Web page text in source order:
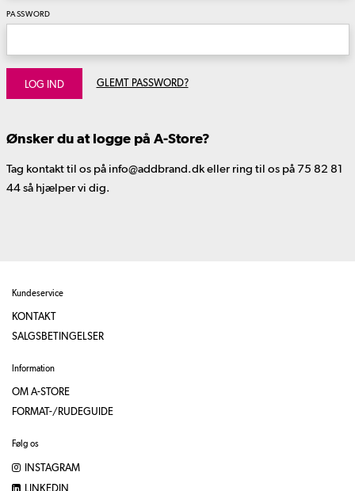
PASSWORD
LOG IND GLEMT PASSWORD?
Ønsker du at logge på A-Store?
Tag kontakt til os på info@addbrand.dk eller ring til os på 75 82 81
44 så hjælper vi dig.
Kundeservice
KONTAKT
SALGSBETINGELSER
Information
OM A-STORE
FORMAT-/RUDEGUIDE
Følg os
INSTAGRAM